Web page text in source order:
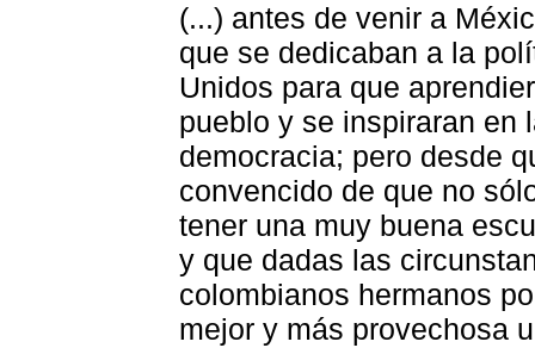
(...) antes de venir a
que se dedicaban a la
Unidos para que
pueblo y se inspiraran en
democracia; pero desde
convencido de que no
tener una muy buena
y que dadas las
colombianos hermanos
mejor y más provechosa